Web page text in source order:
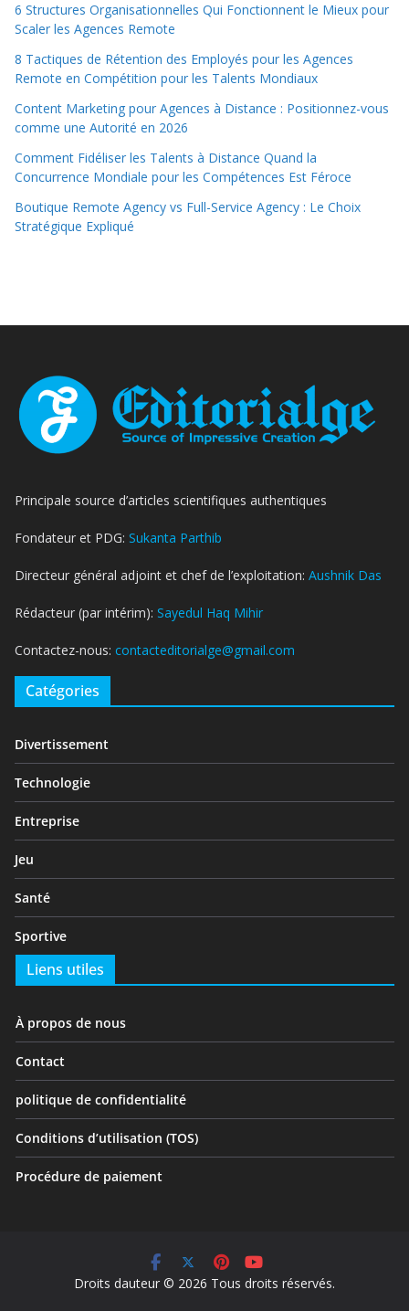
6 Structures Organisationnelles Qui Fonctionnent le Mieux pour
Scaler les Agences Remote
8 Tactiques de Rétention des Employés pour les Agences
Remote en Compétition pour les Talents Mondiaux
Content Marketing pour Agences à Distance : Positionnez-vous
comme une Autorité en 2026
Comment Fidéliser les Talents à Distance Quand la
Concurrence Mondiale pour les Compétences Est Féroce
Boutique Remote Agency vs Full-Service Agency : Le Choix
Stratégique Expliqué
Principale source d’articles scientifiques authentiques
Fondateur et PDG: Sukanta Parthib
Directeur général adjoint et chef de l’exploitation: Aushnik Das
Rédacteur (par intérim): Sayedul Haq Mihir
Contactez-nous: contacteditorialge@gmail.com
Catégories
Divertissement
Technologie
Entreprise
Jeu
Santé
Sportive
Liens utiles
À propos de nous
Contact
politique de confidentialité
Conditions d’utilisation (TOS)
Procédure de paiement
Droits dauteur © 2026 Tous droits réservés.